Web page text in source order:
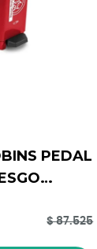
PEDAL
4-
$ 87.525